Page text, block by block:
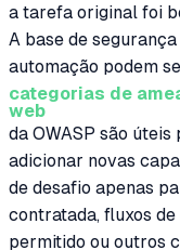
a tarefa original foi
A base de
automação podem
categorias de
web
da OWASP são
adicionar novas
de desafio apenas
contratada, fluxos
permitido ou outros